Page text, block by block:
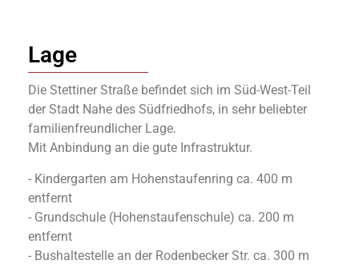
Lage
Die Stettiner Straße befindet sich im Süd-West-Teil
der Stadt Nahe des Südfriedhofs, in sehr beliebter
familienfreundlicher Lage.
Mit Anbindung an die gute Infrastruktur.
- Kindergarten am Hohenstaufenring ca. 400 m
entfernt
- Grundschule (Hohenstaufenschule) ca. 200 m
entfernt
- Bushaltestelle an der Rodenbecker Str. ca. 300 m